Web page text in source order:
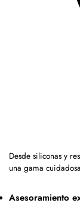
Desde siliconas y
una gama
Asesoramiento